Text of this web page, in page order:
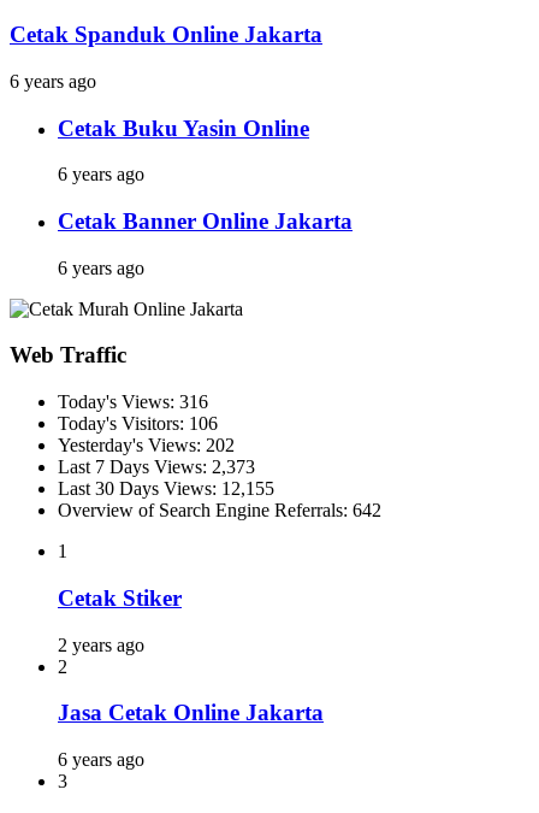
Cetak Spanduk Online Jakarta
6 years ago
Cetak Buku Yasin Online
6 years ago
Cetak Banner Online Jakarta
6 years ago
Web Traffic
Today's Views: 316
Today's Visitors: 106
Yesterday's Views: 202
Last 7 Days Views: 2,373
Last 30 Days Views: 12,155
Overview of Search Engine Referrals: 642
1
Cetak Stiker
2 years ago
2
Jasa Cetak Online Jakarta
6 years ago
3